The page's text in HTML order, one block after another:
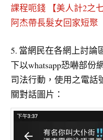
課程呃錢 【美人計2之
阿杰帶長髮女回家短聚
5. 當網民在各網上討論
下以whatsapp恐嚇部份
司法行動，使用之電話
關對話圖片：